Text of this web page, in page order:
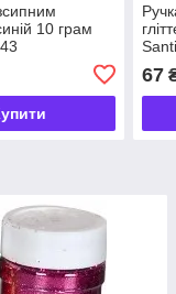
10 грам
67